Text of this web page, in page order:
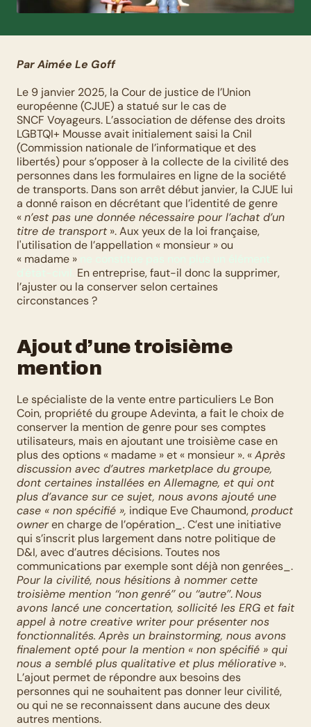
Par Aimée Le Goff
Le 9 janvier 2025, la Cour de justice de l’Union
européenne (CJUE) a statué sur le cas de
SNCF Voyageurs. L’association de défense des droits
LGBTQI+ Mousse avait initialement saisi la Cnil
(Commission nationale de l’informatique et des
libertés) pour s’opposer à la collecte de la civilité des
personnes dans les formulaires en ligne de la société
de transports. Dans son arrêt début janvier, la CJUE lui
a donné raison en décrétant que l’identité de genre
« n’est pas une donnée nécessaire pour l’achat d’un
titre de transport ». Aux yeux de la loi française,
l'utilisation de l’appellation « monsieur » ou
« madame »
En entreprise, faut-il donc la supprimer,
l’ajuster ou la conserver selon certaines
circonstances ?
Ajout d’une troisième
mention
Le spécialiste de la vente entre particuliers Le Bon
Coin, propriété du groupe Adevinta, a fait le choix de
conserver la mention de genre pour ses comptes
utilisateurs, mais en ajoutant une troisième case en
plus des options « madame » et « monsieur ». « Après
discussion avec d’autres marketplace du groupe,
dont certaines installées en Allemagne, et qui ont
plus d’avance sur ce sujet, nous avons ajouté une
case « non spécifié », indique Eve Chaumond, product
owner en charge de l’opération_. C’est une initiative
qui s’inscrit plus largement dans notre politique de
D&I, avec d’autres décisions. Toutes nos
Pour la civilité, nous hésitions à nommer cette
troisième mention ‘‘non genré’’ ou ‘‘autre’’. Nous
avons lancé une concertation, sollicité les ERG et fait
appel à notre creative writer pour présenter nos
fonctionnalités. Après un brainstorming, nous avons
finalement opté pour la mention « non spécifié » qui
nous a semblé plus qualitative et plus méliorative ».
L’ajout permet de répondre aux besoins des
personnes qui ne souhaitent pas donner leur civilité,
ou qui ne se reconnaissent dans aucune des deux
autres mentions.